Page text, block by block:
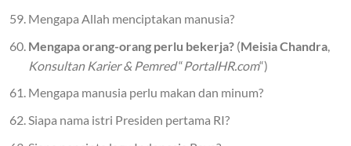
Mengapa Allah menciptakan manusia?
Mengapa orang-orang perlu bekerja?(Meisia Chandra,
Konsultan Karier & Pemred“PortalHR.com“)
Mengapa manusia perlu makan dan minum?
Siapa nama istri Presiden pertama RI?